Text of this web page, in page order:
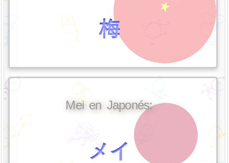
梅
Mei en Japonés:
メイ